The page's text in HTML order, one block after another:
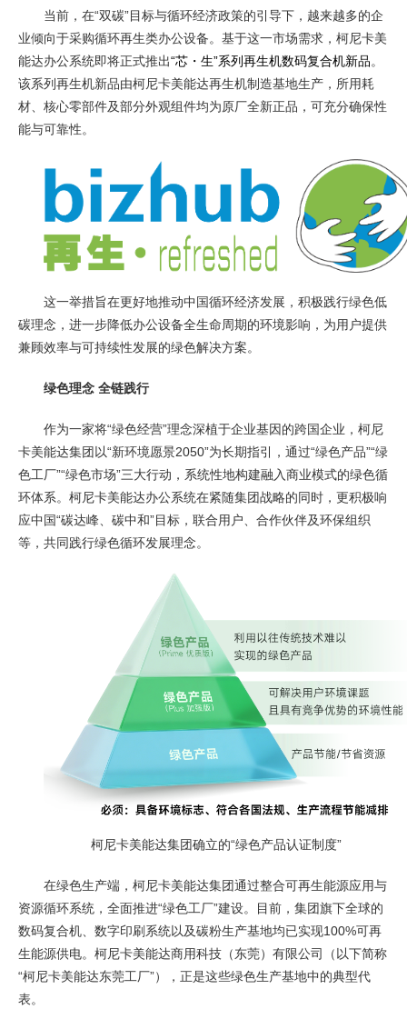
当前，在“双碳”目标与循环经济政策的引导下，越来越多的企
业倾向于采购循环再生类办公设备。基于这一市场需求，柯尼卡美
能达办公系统即将正式推出“芯・生”系列再生机数码复合机新品。
该系列再生机新品由柯尼卡美能达再生机制造基地生产，所用耗
材、核心零部件及部分外观组件均为原厂全新正品，可充分确保性
能与可靠性。
这一举措旨在更好地推动中国循环经济发展，积极践行绿色低
碳理念，进一步降低办公设备全生命周期的环境影响，为用户提供
兼顾效率与可持续性发展的绿色解决方案。
绿色理念 全链践行
作为一家将“绿色经营”理念深植于企业基因的跨国企业，柯尼
卡美能达集团以“新环境愿景2050”为长期指引，通过“绿色产品”“绿
色工厂”“绿色市场”三大行动，系统性地构建融入商业模式的绿色循
环体系。柯尼卡美能达办公系统在紧随集团战略的同时，更积极响
应中国“碳达峰、碳中和”目标，联合用户、合作伙伴及环保组织
等，共同践行绿色循环发展理念。
柯尼卡美能达集团确立的“绿色产品认证制度”
在绿色生产端，柯尼卡美能达集团通过整合可再生能源应用与
资源循环系统，全面推进“绿色工厂”建设。目前，集团旗下全球的
数码复合机、数字印刷系统以及碳粉生产基地均已实现100%可再
生能源供电。柯尼卡美能达商用科技（东莞）有限公司（以下简称
“柯尼卡美能达东莞工厂”），正是这些绿色生产基地中的典型代
表。